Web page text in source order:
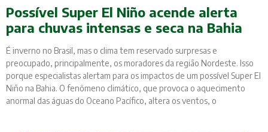
Possível Super El Niño acende alerta
para chuvas intensas e seca na Bahia
É inverno no Brasil, mas o clima tem reservado surpresas e
preocupado, principalmente, os moradores da região Nordeste. Isso
porque especialistas alertam para os impactos de um possível Super El
Niño na Bahia. O fenômeno climático, que provoca o aquecimento
anormal das águas do Oceano Pacífico, altera os ventos, o